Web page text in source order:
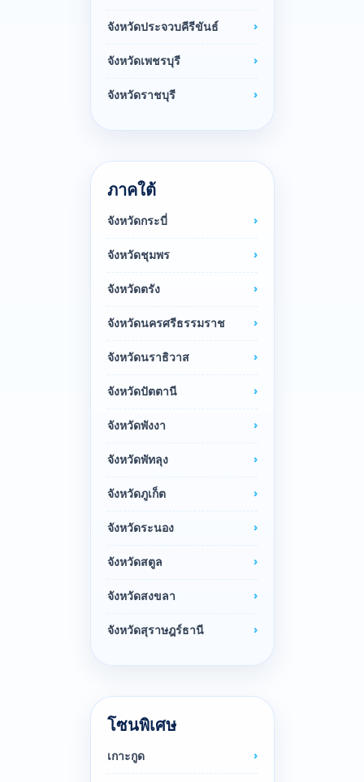
จังหวัดประจวบคีรีขันธ์
จังหวัดเพชรบุรี
จังหวัดราชบุรี
ภาคใต้
จังหวัดกระบี่
จังหวัดชุมพร
จังหวัดตรัง
จังหวัดนครศรีธรรมราช
จังหวัดนราธิวาส
จังหวัดปัตตานี
จังหวัดพังงา
จังหวัดพัทลุง
จังหวัดภูเก็ต
จังหวัดระนอง
จังหวัดสตูล
จังหวัดสงขลา
จังหวัดสุราษฎร์ธานี
โซนพิเศษ
เกาะกูด